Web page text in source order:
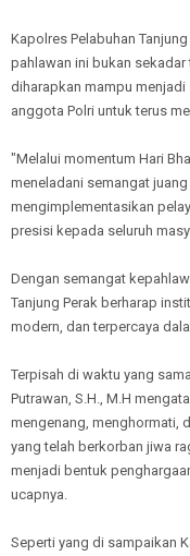
Kapolres Pelabuhan
pahlawan ini bukan
diharapkan mampu
anggota Polri untuk terus
"Melalui momentum Hari
meneladani semangat
mengimplementasikan
presisi kepada seluruh
Dengan semangat
Tanjung Perak berharap
modern, dan terpercaya
Terpisah di waktu yang
Putrawan, S.H., M.H
mengenang, menghormati,
yang telah berkorban jiwa
menjadi bentuk
ucapnya.
Seperti yang di sampaikan